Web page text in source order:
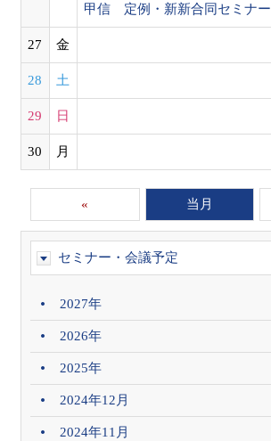
甲信 定例・新新合同セミナー
27 金
28 土
29 日
30 月
« 当月
セミナー・会議予定
2027年
2026年
2025年
2024年12月
2024年11月